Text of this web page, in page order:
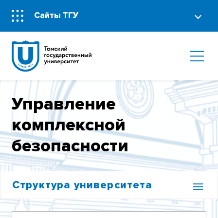
Сайты ТГУ
Управление
комплексной
безопасности
Структура университета
РЕКТОРАТ